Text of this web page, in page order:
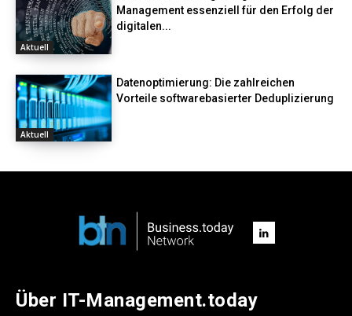
Aktuell
Management essenziell für den Erfolg der
digitalen...
Aktuell
Datenoptimierung: Die zahlreichen
Vorteile softwarebasierter Deduplizierung
Über IT-Management.today